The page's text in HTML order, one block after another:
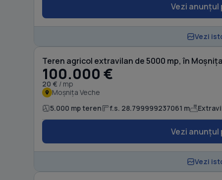
Vezi anunțul
Vezi
Teren agricol extravilan de 5000 mp, în
100.000 €
20 € / mp
Moșnița Veche
5.000 mp teren f.s. 28.799999237061 m
Vezi anunțul
Vezi